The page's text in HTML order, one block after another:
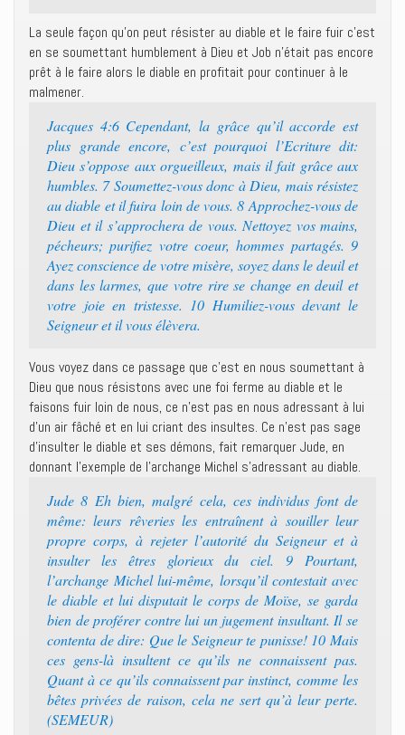
La seule façon qu’on peut résister au diable et le faire fuir c’est
en se soumettant humblement à Dieu et Job n’était pas encore
prêt à le faire alors le diable en profitait pour continuer à le
malmener.
Jacques 4:6 Cependant, la grâce qu’il accorde est
plus grande encore, c’est pourquoi l’Ecriture dit:
Dieu s’oppose aux orgueilleux, mais il fait grâce aux
humbles. 7 Soumettez-vous donc à Dieu, mais résistez
au diable et il fuira loin de vous. 8 Approchez-vous de
Dieu et il s’approchera de vous. Nettoyez vos mains,
pécheurs; purifiez votre coeur, hommes partagés. 9
Ayez conscience de votre misère, soyez dans le deuil et
dans les larmes, que votre rire se change en deuil et
votre joie en tristesse. 10 Humiliez-vous devant le
Seigneur et il vous élèvera.
Vous voyez dans ce passage que c’est en nous soumettant à
Dieu que nous résistons avec une foi ferme au diable et le
faisons fuir loin de nous, ce n’est pas en nous adressant à lui
d’un air fâché et en lui criant des insultes. Ce n’est pas sage
d’insulter le diable et ses démons, fait remarquer Jude, en
donnant l’exemple de l’archange Michel s’adressant au diable.
Jude 8 Eh bien, malgré cela, ces individus font de
même: leurs rêveries les entraînent à souiller leur
propre corps, à rejeter l’autorité du Seigneur et à
insulter les êtres glorieux du ciel. 9 Pourtant,
l’archange Michel lui-même, lorsqu’il contestait avec
le diable et lui disputait le corps de Moïse, se garda
bien de proférer contre lui un jugement insultant. Il se
contenta de dire: Que le Seigneur te punisse! 10 Mais
ces gens-là insultent ce qu’ils ne connaissent pas.
Quant à ce qu’ils connaissent par instinct, comme les
bêtes privées de raison, cela ne sert qu’à leur perte.
(SEMEUR)